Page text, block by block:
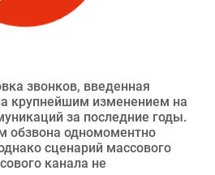
звонков, введенная
крупнейшим изменением на
за последние годы.
обзвона одномоментно
сценарий массового
канала не